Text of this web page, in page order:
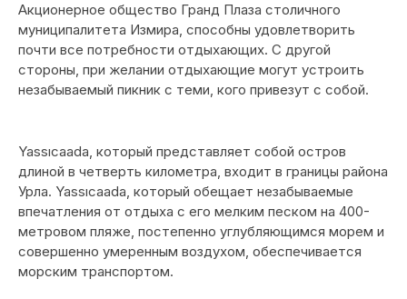
Акционерное общество Гранд Плаза столичного
муниципалитета Измира, способны удовлетворить
почти все потребности отдыхающих. С другой
стороны, при желании отдыхающие могут устроить
незабываемый пикник с теми, кого привезут с собой.
Yassıcaada, который представляет собой остров
длиной в четверть километра, входит в границы района
Урла. Yassıcaada, который обещает незабываемые
впечатления от отдыха с его мелким песком на 400-
метровом пляже, постепенно углубляющимся морем и
совершенно умеренным воздухом, обеспечивается
морским транспортом.